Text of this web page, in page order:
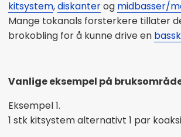
kitsystem,diskanterog midbasser/
Mange tokanals forsterkere tillater
brokobling for å kunne drive en
Vanlige eksempel på
Eksempel 1.
1 stk kitsystem alternativt 1 par